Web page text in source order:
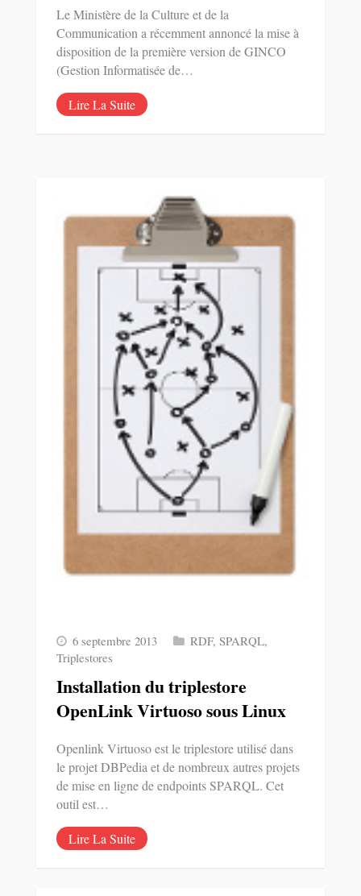
Le Ministère de la Culture et de la
Communication a récemment annoncé la mise à
disposition de la première version de GINCO
(Gestion Informatisée de…
Lire La Suite
6 septembre 2013 RDF, SPARQL,
Triplestores
Installation du triplestore
OpenLink Virtuoso sous Linux
Openlink Virtuoso est le triplestore utilisé dans
le projet DBPedia et de nombreux autres projets
de mise en ligne de endpoints SPARQL. Cet
outil est…
Lire La Suite